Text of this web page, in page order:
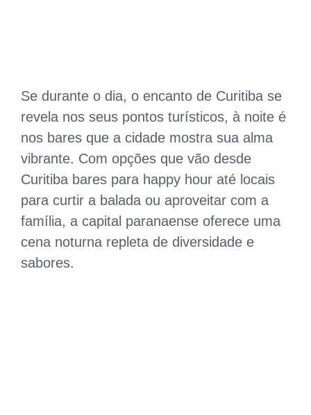
Se durante o dia, o encanto de Curitiba se
revela nos seus pontos turísticos, à noite é
nos bares que a cidade mostra sua alma
vibrante. Com opções que vão desde
Curitiba bares para happy hour até locais
para curtir a balada ou aproveitar com a
família, a capital paranaense oferece uma
cena noturna repleta de diversidade e
sabores.